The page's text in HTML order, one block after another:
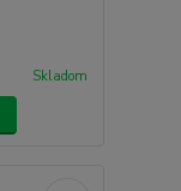
Skladom